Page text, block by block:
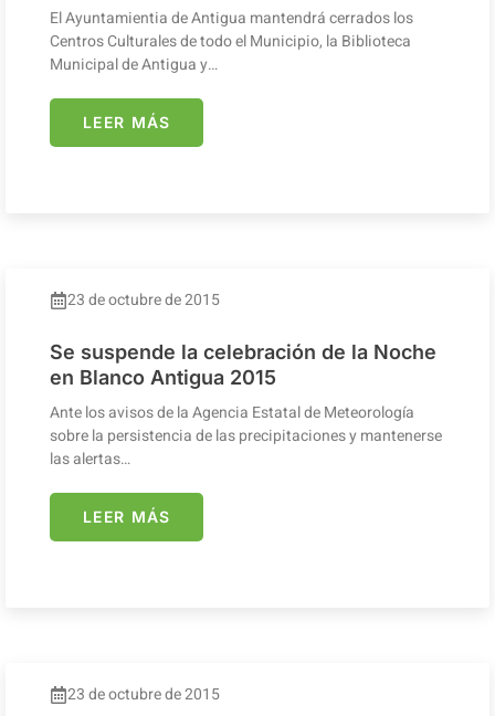
El Ayuntamientia de Antigua mantendrá cerrados los
Centros Culturales de todo el Municipio, la Biblioteca
Municipal de Antigua y…
LEER MÁS
23 de octubre de 2015
Se suspende la celebración de la Noche
en Blanco Antigua 2015
Ante los avisos de la Agencia Estatal de Meteorología
sobre la persistencia de las precipitaciones y mantenerse
las alertas…
LEER MÁS
23 de octubre de 2015